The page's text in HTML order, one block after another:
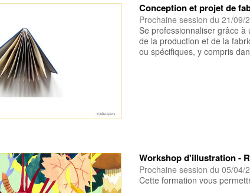
Conception et projet de
Prochaine session du 21/09/
Se professionnaliser grâce
de la production et de la
ou spécifiques, y compris
Workshop d'illustration -
Prochaine session du 05/04/
Cette formation vous